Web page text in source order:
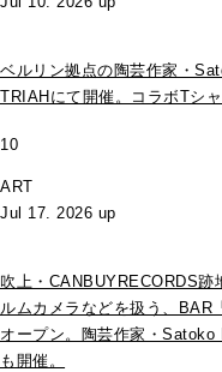
ベルリン拠点の陶芸作家・
TRIAHにて開催。コラボTシャ
10
ART
Jul 17. 2026 up
吹上・CANBUYRECORDS跡
ルムカメラなどを扱う、
オープン。陶芸作家・
も開催。